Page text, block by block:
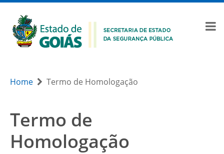
Home Termo de Homologação
Termo de
Homologação